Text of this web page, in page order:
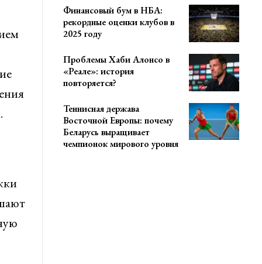
Финансовый бум в НБА:
рекордные оценки клубов в
2025 году
Проблемы Хаби Алонсо в
«Реале»: история
повторяется?
Теннисная держава
Восточной Европы: почему
Беларусь выращивает
чемпионок мирового уровня